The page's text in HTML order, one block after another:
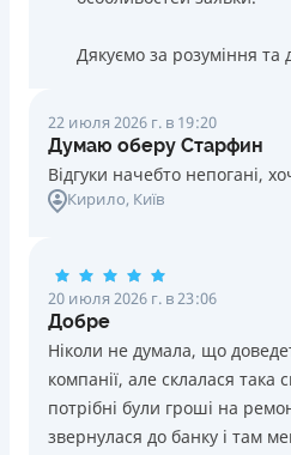
Дякуємо за розуміння та
22 июля 2026 г. в 19:20
Думаю оберу Старфин
Відгуки начебто непогані,
Кирило, Київ
20 июля 2026 г. в 23:06
Добре
Ніколи не думала, що
компанії, але склалася така
потрібні були гроші на
звернулася до банку і там